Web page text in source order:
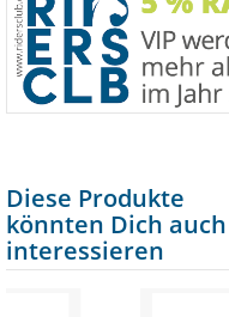
Diese Produkte
könnten Dich auch
interessieren